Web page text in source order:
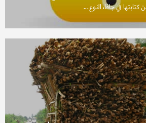
في جافا، النوع...